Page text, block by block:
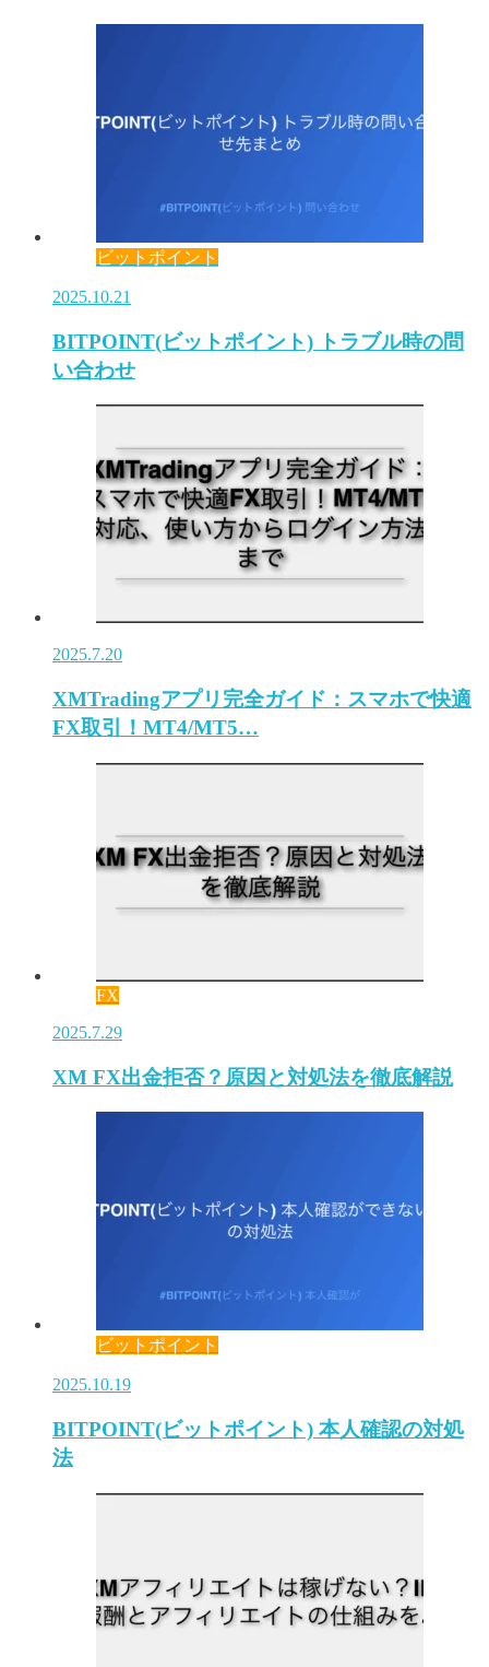
ビットポイント
2025.10.21
BITPOINT(ビットポイント) トラブル時の問
い合わせ
2025.7.20
XMTradingアプリ完全ガイド：スマホで快適
FX取引！MT4/MT5…
FX
2025.7.29
XM FX出金拒否？原因と対処法を徹底解説
ビットポイント
2025.10.19
BITPOINT(ビットポイント) 本人確認の対処
法